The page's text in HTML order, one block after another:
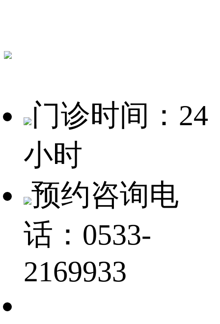
门诊时间：24
小时
预约咨询电
话：0533-
2169933